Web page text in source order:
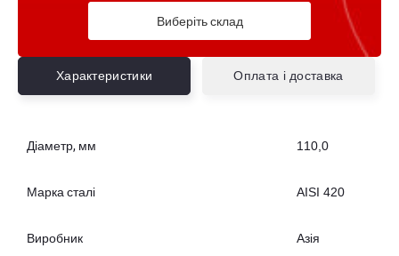
Виберіть склад
Характеристики Оплата і доставка
Діаметр, мм 110,0
Марка сталі AISI 420
Виробник Азія